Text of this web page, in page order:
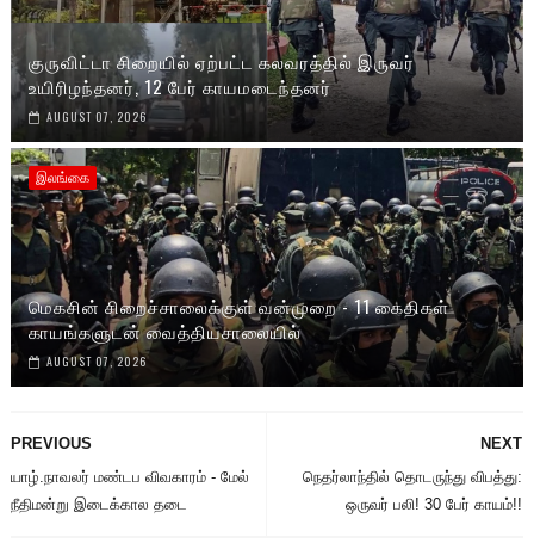
குருவிட்டா சிறையில் ஏற்பட்ட கலவரத்தில் இருவர்
உயிரிழந்தனர், 12 பேர் காயமடைந்தனர்
AUGUST 07, 2026
இலங்கை
மெகசின் சிறைச்சாலைக்குள் வன்முறை - 11 கைதிகள்
காயங்களுடன் வைத்தியசாலையில்
AUGUST 07, 2026
NEXT
நெதர்லாந்தில் தொடருந்து விபத்து:
ஒருவர் பலி! 30 பேர் காயம்!!
PREVIOUS
யாழ்.நாவலர் மண்டப விவகாரம் - மேல்
நீதிமன்று இடைக்கால தடை